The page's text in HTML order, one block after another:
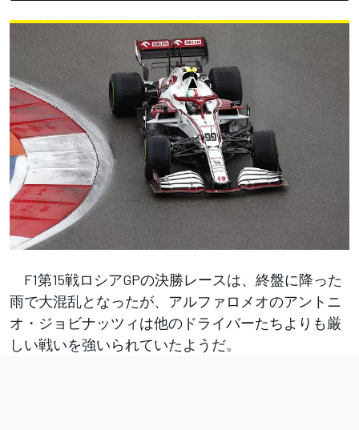
F1第15戦ロシアGPの決勝レースは、終盤に降った
雨で大混乱となったが、アルファロメオのアントニ
オ・ジョビナッツィは他のドライバーたちよりも厳
しい戦いを強いられていたようだ。